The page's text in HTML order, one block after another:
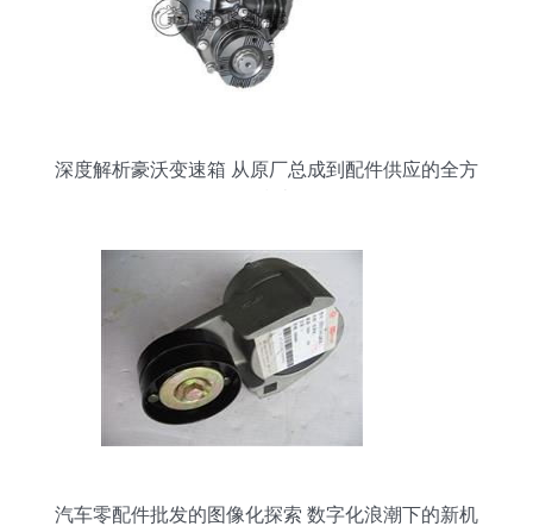
深度解析豪沃变速箱 从原厂总成到配件供应的全方
汽车零配件批发的图像化探索 数字化浪潮下的新机